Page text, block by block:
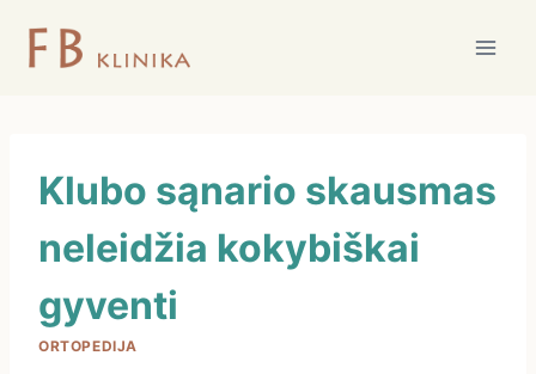
Klubo sąnario skausmas
neleidžia kokybiškai
gyventi
ORTOPEDIJA